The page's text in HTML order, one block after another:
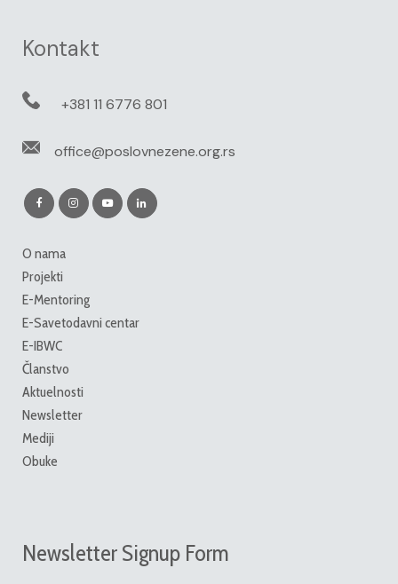
Kontakt
+381 11 6776 801
office@poslovnezene.org.rs
O nama
Projekti
E-Mentoring
E-Savetodavni centar
E-IBWC
Članstvo
Aktuelnosti
Newsletter
Mediji
Obuke
Newsletter Signup Form